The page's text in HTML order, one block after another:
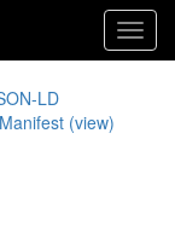
LD
(view)